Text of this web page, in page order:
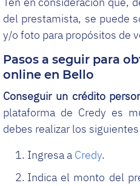
del prestamista, se puede
y/o foto para propósitos de
Pasos a seguir para
online en Bello
Conseguir un crédito
plataforma de Credy es
debes realizar los
Ingresa a Credy.
Indica el monto del